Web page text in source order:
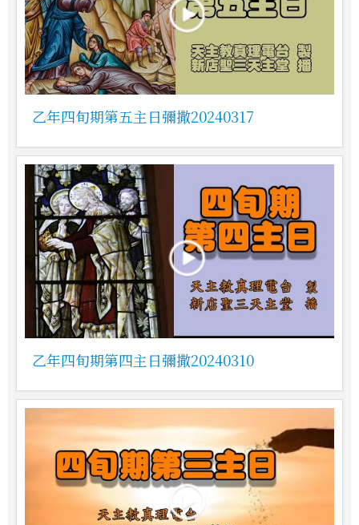
乙年四旬期第五主日彌撒20240317
乙年四旬期第四主日彌撒20240310